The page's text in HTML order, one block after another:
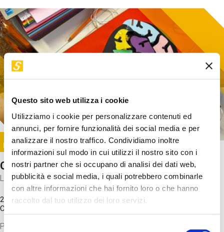
Questo sito web utilizza i cookie
Utilizziamo i cookie per personalizzare contenuti ed
annunci, per fornire funzionalità dei social media e per
analizzare il nostro traffico. Condividiamo inoltre
informazioni sul modo in cui utilizzi il nostro sito con i
nostri partner che si occupano di analisi dei dati web,
pubblicità e social media, i quali potrebbero combinarle
con altre informazioni che hai fornito loro o che hanno
raccolto dal tuo utilizzo dei loro servizi.
Selezione
Image
SUNDAY@STEP
Come funziona il cervello?
Laboratorio
20 Set 2026 / 11:15 - 13:00
Costo
Proveremo a costruire un cervello in cartoncino cercando di